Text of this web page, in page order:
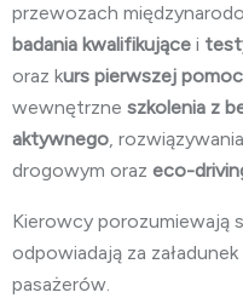
przewozach
badania kwalifikujące i
oraz kurs pierwszej
wewnętrzne szkolenia z
aktywnego, rozwiązywania
drogowym oraz eco-
Kierowcy porozumiewają
odpowiadają za
pasażerów.